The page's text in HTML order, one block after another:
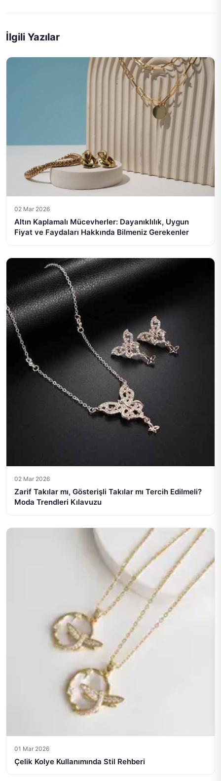
İlgili Yazılar
02 Mar 2026
Altın Kaplamalı Mücevherler: Dayanıklılık, Uygun
Fiyat ve Faydaları Hakkında Bilmeniz Gerekenler
02 Mar 2026
Zarif Takılar mı, Gösterişli Takılar mı Tercih Edilmeli?
Moda Trendleri Kılavuzu
01 Mar 2026
Çelik Kolye Kullanımında Stil Rehberi